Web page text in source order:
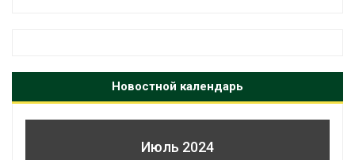
Новостной календарь
Июль 2024